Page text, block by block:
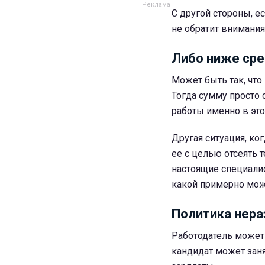
С другой стороны,
не обратит
Либо ниже
Может быть так, что
Тогда сумму
работы именно в
Другая ситуация,
ее с целью отсеять
настоящие
какой примерно
Политика
Работодатель
кандидат может